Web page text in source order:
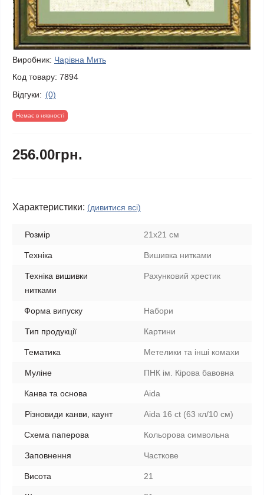
Виробник: Чарівна Мить
Код товару: 7894
Відгуки: (0)
Немає в нявності
256.00грн.
Характеристики: (дивитися всі)
Розмір 21x21 см
Техніка Вишивка нитками
Техніка вишивки
нитками
Рахунковий хрестик
Форма випуску Набори
Тип продукції Картини
Тематика Метелики та інші комахи
Муліне ПНК ім. Кірова бавовна
Канва та основа Aida
Різновиди канви, каунт Aida 16 ct (63 кл/10 см)
Схема паперова Кольорова символьна
Заповнення Часткове
Висота 21